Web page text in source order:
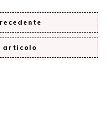
articolo